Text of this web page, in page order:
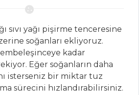
sıvı yağı pişirme tenceresine
soğanları ekliyoruz.
kadar
Eğer soğanların daha
isterseniz bir miktar tuz
sürecini hızlandırabilirsiniz.